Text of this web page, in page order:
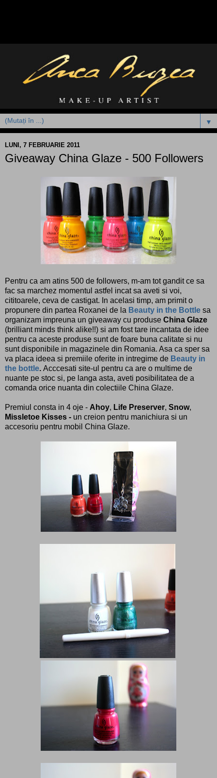
▼
LUNI, 7 FEBRUARIE 2011
Giveaway China Glaze - 500 Followers
Pentru ca am atins 500 de followers, m-am tot gandit ce sa
fac sa marchez momentul astfel incat sa aveti si voi,
cititoarele, ceva de castigat. In acelasi timp, am primit o
propunere din partea Roxanei de la Beauty in the Bottle sa
organizam impreuna un giveaway cu produse China Glaze
(brilliant minds think alike!!) si am fost tare incantata de idee
pentru ca aceste produse sunt de foare buna calitate si nu
sunt disponibile in magazinele din Romania. Asa ca sper sa
va placa ideea si premiile oferite in intregime de Beauty in
the bottle. Acccesati site-ul pentru ca are o multime de
nuante pe stoc si, pe langa asta, aveti posibilitatea de a
comanda orice nuanta din colectiile China Glaze.
Premiul consta in 4 oje - Ahoy, Life Preserver, Snow,
Missletoe Kisses - un creion pentru manichiura si un
accesoriu pentru mobil China Glaze.